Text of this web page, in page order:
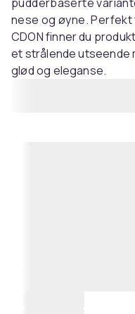
nese og øyne.
CDON finner du
et strålende utseende
glød og eleganse.